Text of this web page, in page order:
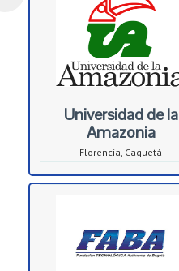
Universidad de la
Amazonia
Florencia, Caquetá